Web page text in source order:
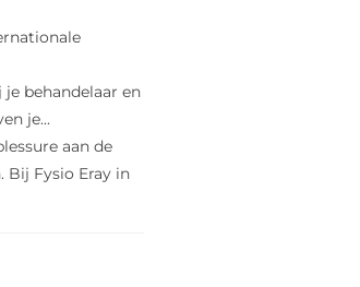
je behandelaar en
je...
aan de
Bij Fysio Eray in